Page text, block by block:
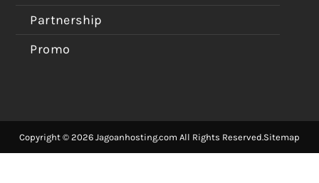
Partnership
Promo
Copyright © 2026 Jagoanhosting.com All Rights Reserved.Sitemap